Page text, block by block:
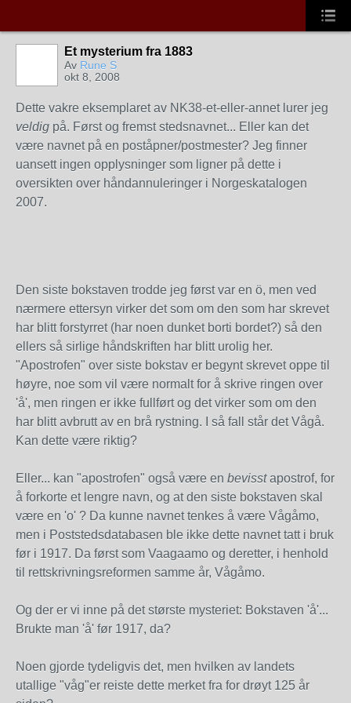
Et mysterium fra 1883
Av Rune S
okt 8, 2008
Dette vakre eksemplaret av NK38-et-eller-annet lurer jeg
veldig på. Først og fremst stedsnavnet... Eller kan det
være navnet på en poståpner/postmester? Jeg finner
uansett ingen opplysninger som ligner på dette i
oversikten over håndannuleringer i Norgeskatalogen
2007.
Den siste bokstaven trodde jeg først var en ö, men ved
nærmere ettersyn virker det som om den som har skrevet
har blitt forstyrret (har noen dunket borti bordet?) så den
ellers så sirlige håndskriften har blitt urolig her.
"Apostrofen" over siste bokstav er begynt skrevet oppe til
høyre, noe som vil være normalt for å skrive ringen over
'å', men ringen er ikke fullført og det virker som om den
har blitt avbrutt av en brå rystning. I så fall står det Vågå.
Kan dette være riktig?
Eller... kan "apostrofen" også være en bevisstapostrof, for
å forkorte et lengre navn, og at den siste bokstaven skal
være en 'o' ? Da kunne navnet tenkes å være Vågåmo,
men i Poststedsdatabasen ble ikke dette navnet tatt i bruk
før i 1917. Da først som Vaagaamo og deretter, i henhold
til rettskrivningsreformen samme år, Vågåmo.
Og der er vi inne på det største mysteriet: Bokstaven 'å'...
Brukte man 'å' før 1917, da?
Noen gjorde tydeligvis det, men hvilken av landets
utallige "våg"er reiste dette merket fra for drøyt 125 år